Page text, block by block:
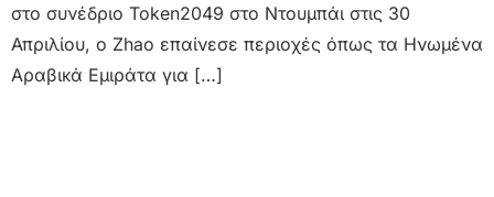
στο συνέδριο Token2049 στο Ντουμπάι στις 30
Απριλίου, ο Zhao επαίνεσε περιοχές όπως τα Ηνωμένα
Αραβικά Εμιράτα για […]